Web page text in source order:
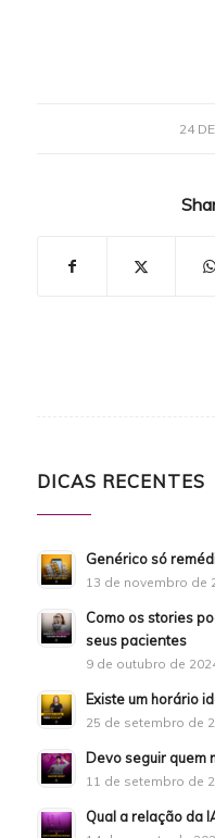
24
DICAS RECENTES
Genérico só
13 de novembro de
Como os stories
seus pacientes
9 de outubro de
Existe um horário
25 de setembro de
Devo seguir quem
11 de setembro de
Qual a relação da